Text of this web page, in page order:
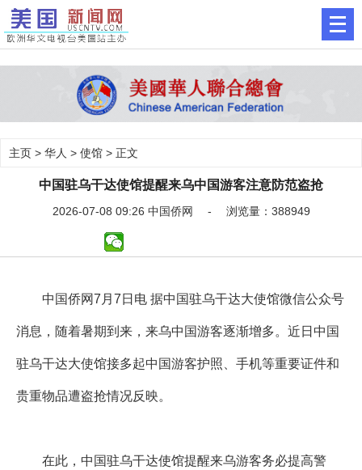
主页 > 华人 > 使馆 > 正文
中国驻乌干达使馆提醒来乌中国游客注意防范盗抢
2026-07-08 09:26 中国侨网 - 浏览量：388949
中国侨网7月7日电 据中国驻乌干达大使馆微信公众号
消息，随着暑期到来，来乌中国游客逐渐增多。近日中国
驻乌干达大使馆接多起中国游客护照、手机等重要证件和
贵重物品遭盗抢情况反映。
在此，中国驻乌干达使馆提醒来乌游客务必提高警